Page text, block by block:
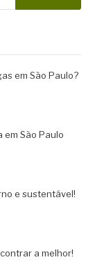
em São Paulo?
em São Paulo
e sustentável!
a melhor!